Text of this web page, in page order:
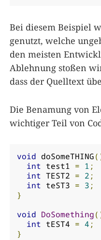
Bei diesem Beispiel
genutzt, welche
den meisten
Ablehnung stoßen
dass der Quelltext
Die Benamung von
wichtiger Teil von
void doSomeTHING
int test1 = 1 ;
int TEST2 = 2 ;
int teST3 = 3 ;
}
void DoSomething
int tEST4 = 4 ;
}